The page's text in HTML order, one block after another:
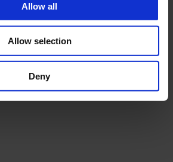
Allow all
Allow selection
Deny